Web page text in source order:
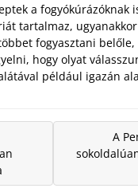
a fogyókúrázóknak
tartalmaz,
fogyasztani belőle,
hogy olyat
például igazán
A